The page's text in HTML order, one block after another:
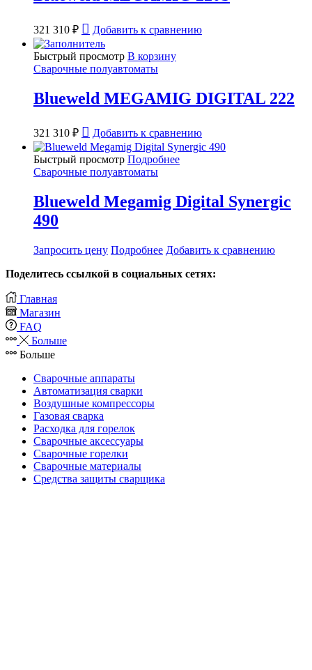
321 310 ₽ Добавить к сравнению
Быстрый просмотр В корзину
Сварочные полуавтоматы
Blueweld MEGAMIG DIGITAL 222
321 310 ₽ Добавить к сравнению
Быстрый просмотр Подробнее
Сварочные полуавтоматы
Blueweld Megamig Digital Synergic
490
Запросить цену Подробнее Добавить к сравнению
Поделитесь ссылкой в социальных сетях:
Главная
Магазин
FAQ
Больше
Больше
Сварочные аппараты
Автоматизация сварки
Воздушные компрессоры
Газовая сварка
Расходка для горелок
Сварочные аксессуары
Сварочные горелки
Сварочные материалы
Средства защиты сварщика